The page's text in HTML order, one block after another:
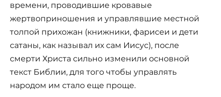
времени, проводившие кровавые
жертвоприношения и управлявшие местной
толпой прихожан (книжники, фарисеи и дети
сатаны, как называл их сам Иисус), после
смерти Христа сильно изменили основной
текст Библии, для того чтобы управлять
народом им стало еще проще.